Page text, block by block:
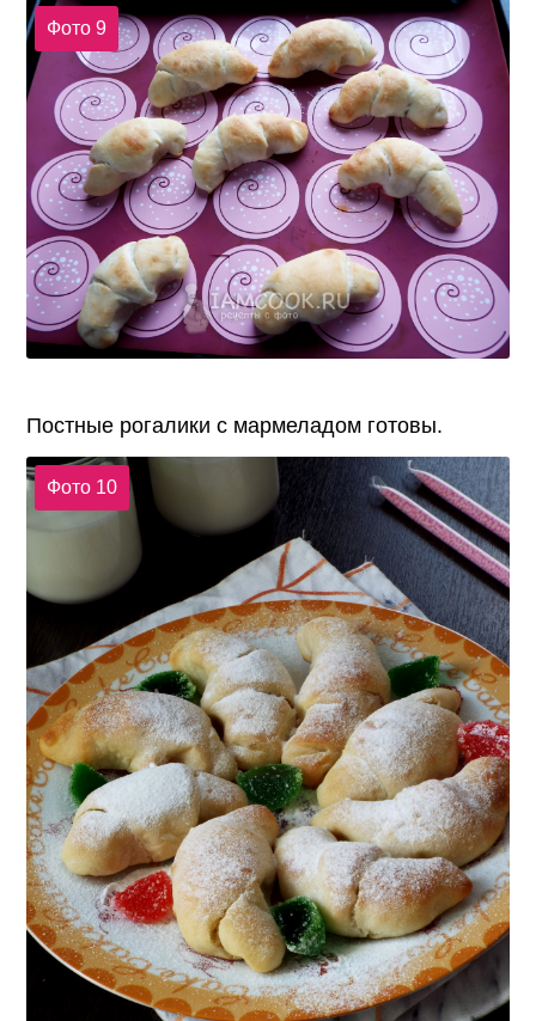
Фото 9
Постные рогалики с мармеладом готовы.
Фото 10